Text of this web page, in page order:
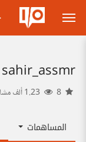
sahir_assmr
المساهمات